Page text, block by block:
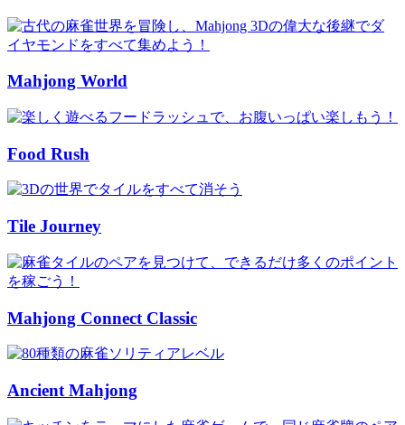
Mahjong World
Food Rush
Tile Journey
Mahjong Connect Classic
Ancient Mahjong